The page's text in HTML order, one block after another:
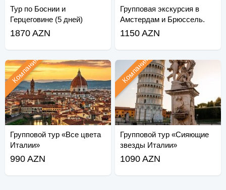
Тур по Боснии и
Герцеговине (5 дней)
1870 AZN
Групповая экскурсия в
Амстердам и Брюссель.
1150 AZN
Групповой тур «Все цвета
Италии»
Компания
990 AZN
Групповой тур «Сияющие
звезды Италии»
Компания
1090 AZN